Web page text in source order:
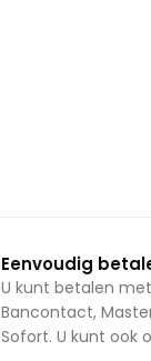
Eenvoudig
U kunt betalen met
Bancontact,
Sofort. U kunt ook